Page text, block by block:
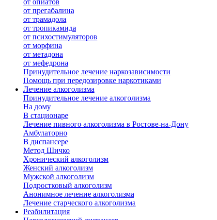
от опиатов
от прегабалина
от трамадола
от тропикамида
от психостимуляторов
от морфина
от метадона
от мефедрона
Принудительное лечение наркозависимости
Помощь при передозировке наркотиками
Лечение алкоголизма
Принудительное лечение алкоголизма
На дому
В стационаре
Лечение пивного алкоголизма в Ростове-на-Дону
Амбулаторно
В диспансере
Метод Шичко
Хронический алкоголизм
Женский алкоголизм
Мужской алкоголизм
Подростковый алкоголизм
Анонимное лечение алкоголизма
Лечение старческого алкоголизма
Реабилитация